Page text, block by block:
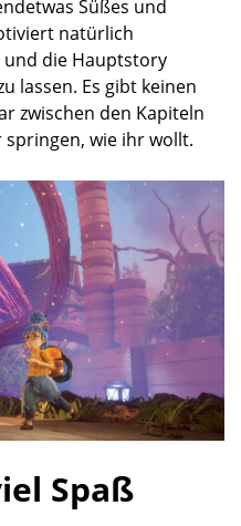
Süßes und
natürlich
die Hauptstory
lassen. Es gibt keinen
zwischen den Kapiteln
wie ihr wollt.
Spaß